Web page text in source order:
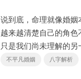
说到底，命理就像婚
越来越清楚自己的角
只是我们尚未理解的另
不平凡婚姻 八字解析